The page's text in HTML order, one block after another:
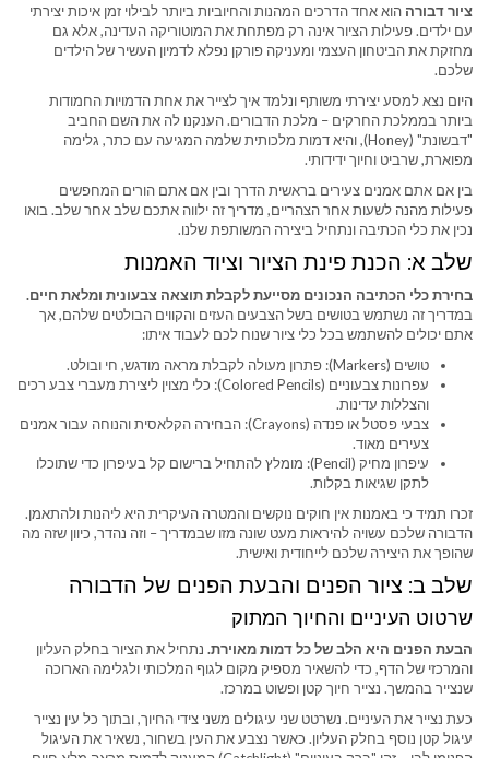
ציור דבורה הוא אחד הדרכים המהנות והחיוביות ביותר לבילוי זמן איכות יצירתי
עם ילדים. פעילות הציור אינה רק מפתחת את המוטוריקה העדינה, אלא גם
מחזקת את הביטחון העצמי ומעניקה פורקן נפלא לדמיון העשיר של הילדים
שלכם.
היום נצא למסע יצירתי משותף ונלמד איך לצייר את אחת הדמויות החמודות
ביותר בממלכת החרקים – מלכת הדבורים. הענקנו לה את השם החביב
"דבשונת" (Honey), והיא דמות מלכותית שלמה המגיעה עם כתר, גלימה
מפוארת, שרביט וחיוך ידידותי.
בין אם אתם אמנים צעירים בראשית הדרך ובין אם אתם הורים המחפשים
פעילות מהנה לשעות אחר הצהריים, מדריך זה ילווה אתכם שלב אחר שלב. בואו
נכין את כלי הכתיבה ונתחיל ביצירה המשותפת שלנו.
שלב א: הכנת פינת הציור וציוד האמנות
בחירת כלי הכתיבה הנכונים מסייעת לקבלת תוצאה צבעונית ומלאת חיים.
במדריך זה נשתמש בטושים בשל הצבעים העזים והקווים הבולטים שלהם, אך
אתם יכולים להשתמש בכל כלי ציור שנוח לכם לעבוד איתו:
טושים (Markers): פתרון מעולה לקבלת מראה מודגש, חי ובולט.
עפרונות צבעוניים (Colored Pencils): כלי מצוין ליצירת מעברי צבע רכים
והצללות עדינות.
צבעי פסטל או פנדה (Crayons): הבחירה הקלאסית והנוחה עבור אמנים
צעירים מאוד.
עיפרון מחיק (Pencil): מומלץ להתחיל ברישום קל בעיפרון כדי שתוכלו
לתקן שגיאות בקלות.
זכרו תמיד כי באמנות אין חוקים נוקשים והמטרה העיקרית היא ליהנות ולהתאמן.
הדבורה שלכם עשויה להיראות מעט שונה מזו שבמדריך – וזה נהדר, כיוון שזה מה
שהופך את היצירה שלכם לייחודית ואישית.
שלב ב: ציור הפנים והבעת הפנים של הדבורה
שרטוט העיניים והחיוך המתוק
הבעת הפנים היא הלב של כל דמות מאוירת. נתחיל את הציור בחלק העליון
והמרכזי של הדף, כדי להשאיר מספיק מקום לגוף המלכותי ולגלימה הארוכה
שנצייר בהמשך. נצייר חיוך קטן ופשוט במרכז.
כעת נצייר את העיניים. נשרטט שני עיגולים משני צידי החיוך, ובתוך כל עין נצייר
עיגול קטן נוסף בחלק העליון. כאשר נצבע את העין בשחור, נשאיר את העיגול